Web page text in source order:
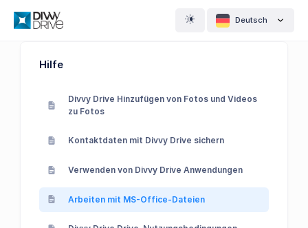
Deutsch
Hilfe
Divvy Drive Hinzufügen von Fotos und Videos
zu Fotos
Kontaktdaten mit Divvy Drive sichern
Verwenden von Divvy Drive Anwendungen
Arbeiten mit MS-Office-Dateien